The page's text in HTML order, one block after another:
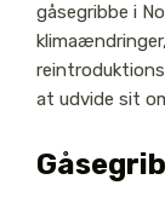
gåsegribbe i
at udvide sit